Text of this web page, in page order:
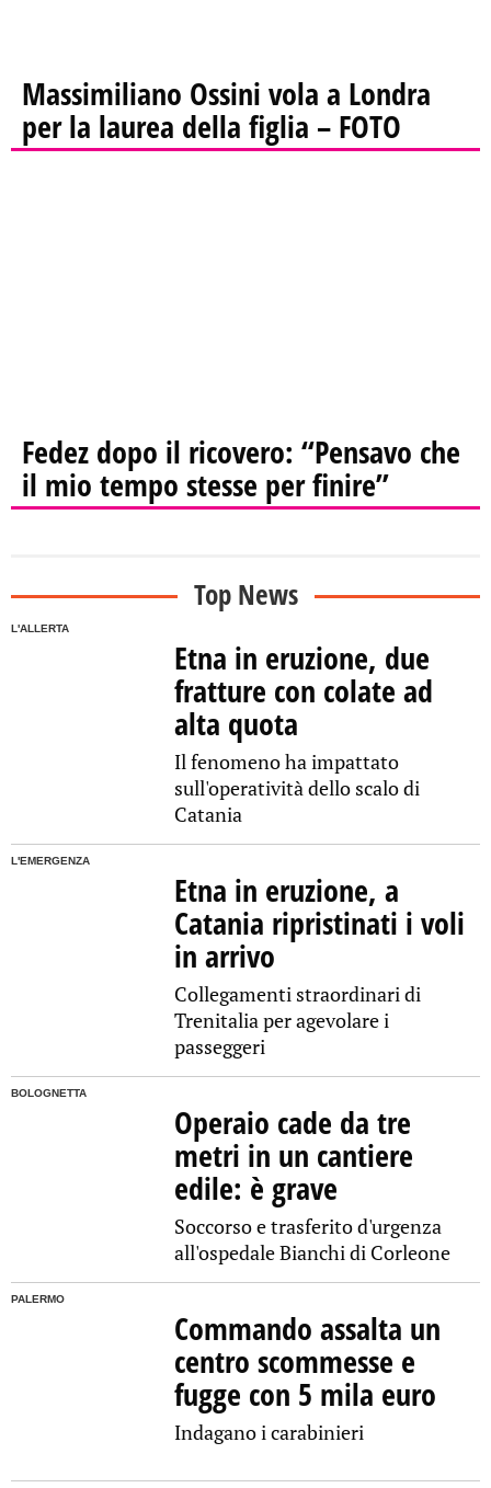
Massimiliano Ossini vola a Londra
per la laurea della figlia – FOTO
Fedez dopo il ricovero: “Pensavo che
il mio tempo stesse per finire”
Top News
L'ALLERTA
Etna in eruzione, due
fratture con colate ad
alta quota
Il fenomeno ha impattato
sull'operatività dello scalo di
Catania
L'EMERGENZA
Etna in eruzione, a
Catania ripristinati i voli
in arrivo
Collegamenti straordinari di
Trenitalia per agevolare i
passeggeri
BOLOGNETTA
Operaio cade da tre
metri in un cantiere
edile: è grave
Soccorso e trasferito d'urgenza
all'ospedale Bianchi di Corleone
PALERMO
Commando assalta un
centro scommesse e
fugge con 5 mila euro
Indagano i carabinieri